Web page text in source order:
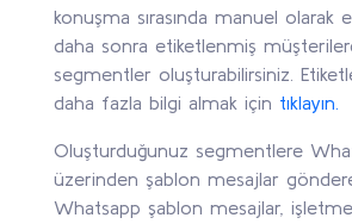
konuşma sırasında manuel olarak
daha sonra etiketlenmiş
segmentler oluşturabilirsiniz.
daha fazla bilgi almak için tıklayın.
Oluşturduğunuz segmentlere
üzerinden şablon mesajlar
Whatsapp şablon mesajlar,